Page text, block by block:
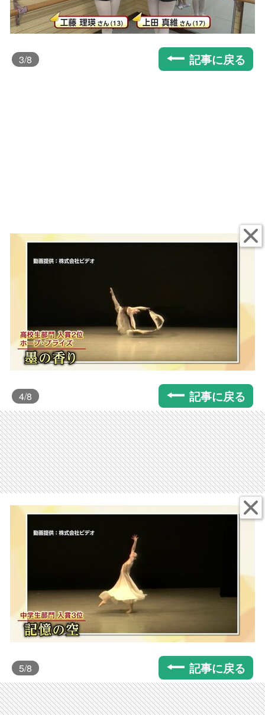
3/8 記事に戻る
4/8 記事に戻る
5/8 記事に戻る